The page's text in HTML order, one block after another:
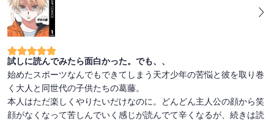
試しに読んでみたら面白かった。でも、、
始めたスポーツなんでもできてしまう天才少年の苦悩と彼を取り巻
く大人と同世代の子供たちの葛藤。
本人はただ楽しくやりたいだけなのに。どんどん主人公の顔から笑
顔がなくなって苦しんでいく感じが読んでて辛くなるが、続きは読